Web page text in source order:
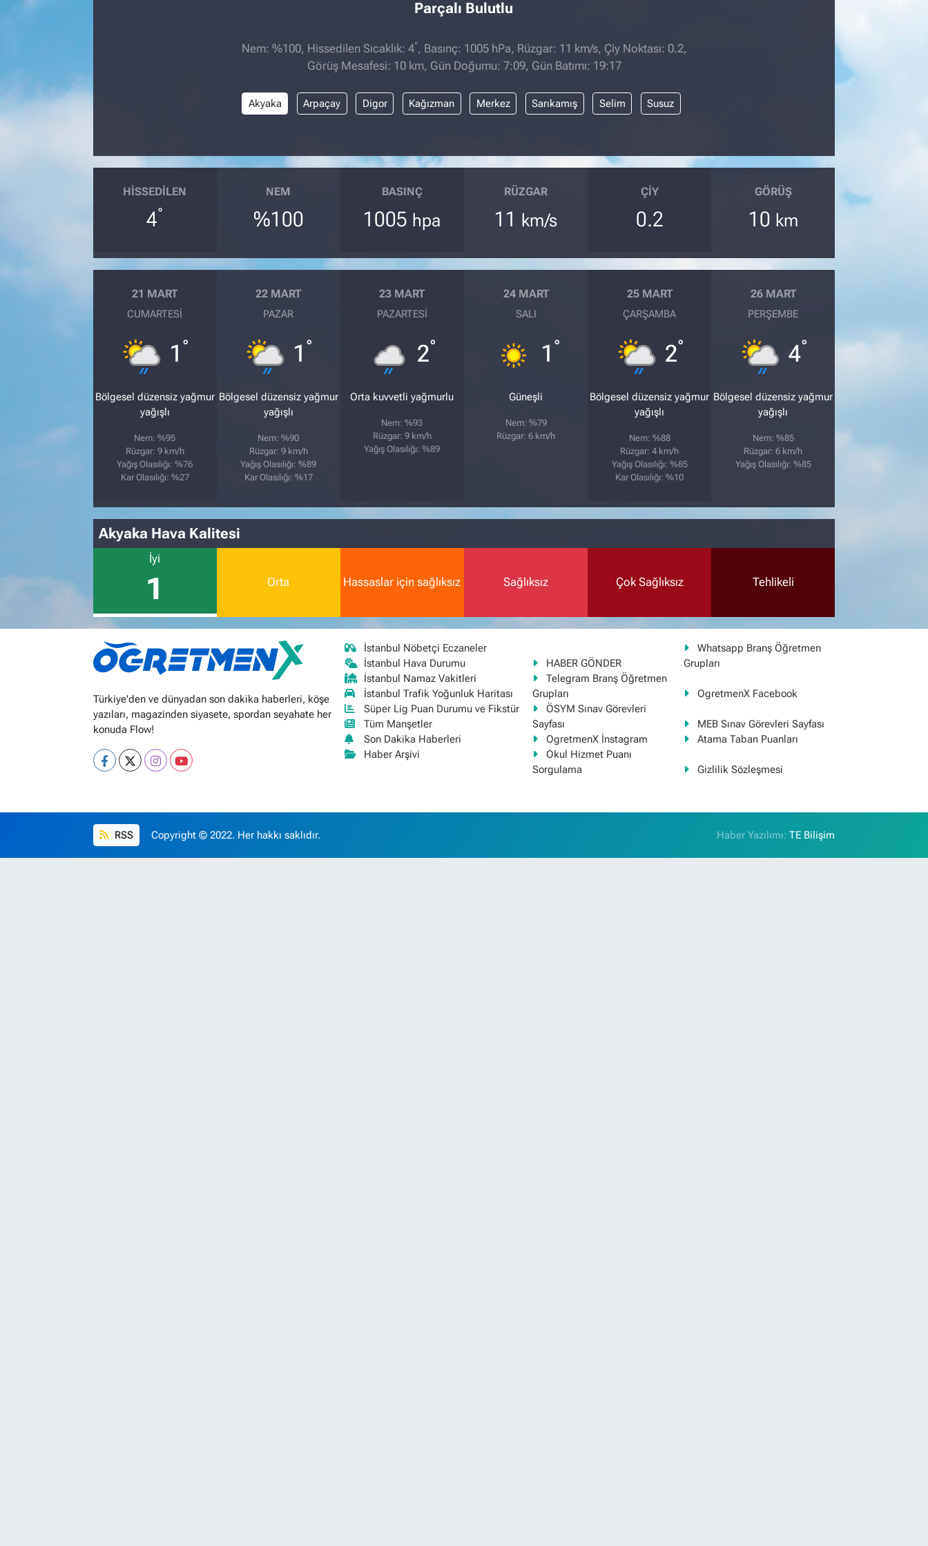
Parçalı Bulutlu
Nem: %100, Hissedilen Sıcaklık: 4°, Basınç: 1005 hPa, Rüzgar: 11 km/s, Çiy Noktası: 0.2,
Görüş Mesafesi: 10 km, Gün Doğumu: 7:09, Gün Batımı: 19:17
Akyaka Arpaçay Digor Kağızman Merkez Sarıkamış Selim Susuz
HISSEDILEN
4°
NEM
%100
BASINÇ
1005 hpa
RÜZGAR
11 km/s
ÇIY
0.2
GÖRÜŞ
10 km
21 MART
CUMARTESI
1 °
Bölgesel düzensiz yağmur
yağışlı
Nem: %95
Rüzgar: 9 km/h
Yağış Olasılığı: %76
Kar Olasılığı: %27
22 MART
PAZAR
1 °
Bölgesel düzensiz yağmur
yağışlı
Nem: %90
Rüzgar: 9 km/h
Yağış Olasılığı: %89
Kar Olasılığı: %17
23 MART
PAZARTESI
2°
Orta kuvvetli yağmurlu
Nem: %93
Rüzgar: 9 km/h
Yağış Olasılığı: %89
24 MART
SALI
1 °
Güneşli
Nem: %79
Rüzgar: 6 km/h
25 MART
ÇARŞAMBA
2°
Bölgesel düzensiz yağmur
yağışlı
Nem: %88
Rüzgar: 4 km/h
Yağış Olasılığı: %85
Kar Olasılığı: %10
26 MART
PERŞEMBE
4°
Bölgesel düzensiz yağmur
yağışlı
Nem: %85
Rüzgar: 6 km/h
Yağış Olasılığı: %85
Akyaka Hava Kalitesi
İyi
1 Orta Hassaslar için sağlıksız Sağlıksız Çok Sağlıksız Tehlikeli
Türkiye'den ve dünyadan son dakika haberleri, köşe
yazıları, magazinden siyasete, spordan seyahate her
konuda Flow!
İstanbul Nöbetçi Eczaneler
İstanbul Hava Durumu
İstanbul Namaz Vakitleri
İstanbul Trafik Yoğunluk Haritası
Süper Lig Puan Durumu ve Fikstür
Tüm Manşetler
Son Dakika Haberleri
Haber Arşivi
HABER GÖNDER
Whatsapp Branş Öğretmen
Grupları
Telegram Branş Öğretmen
Grupları
OgretmenX Facebook
ÖSYM Sınav Görevleri
Sayfası
MEB Sınav Görevleri Sayfası
OgretmenX İnstagram
Atama Taban Puanları
Okul Hizmet Puanı
Sorgulama
Gizlilik Sözleşmesi
RSS Copyright © 2022. Her hakkı saklıdır. Haber Yazılımı:TE Bilişim